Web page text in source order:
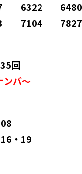
6322 6480
7104 7827
回
ンバ～
・19